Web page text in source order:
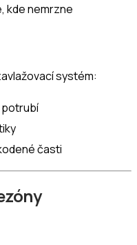
kde nemrzne
systém:
potrubí
časti